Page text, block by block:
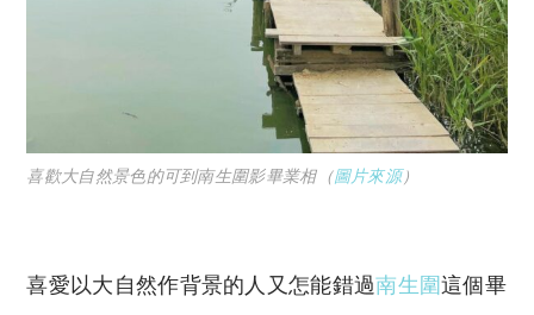
喜歡大自然景色的可到南生圍影畢業相（圖片來源）
喜愛以大自然作背景的人又怎能錯過南生圍這個畢